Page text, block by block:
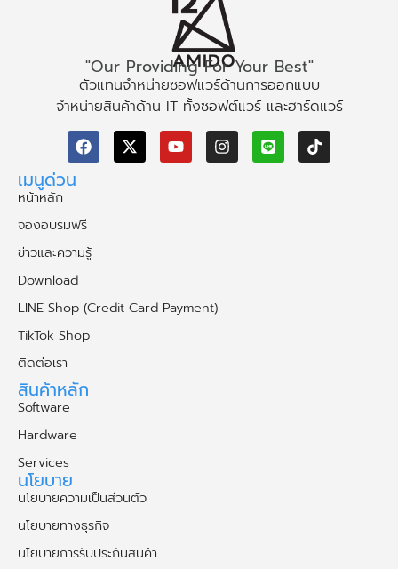
"Our Providing For Your Best"
ตัวแทนจำหน่ายซอฟแวร์ด้านการออกแบบ
จำหน่ายสินค้าด้าน IT ทั้งซอฟต์แวร์ และฮาร์ดแวร์
เมนูด่วน
หน้าหลัก
จองอบรมฟรี
ข่าวและความรู้
Download
LINE Shop (Credit Card Payment)
TikTok Shop
ติดต่อเรา
สินค้าหลัก
Software
Hardware
Services
นโยบาย
นโยบายความเป็นส่วนตัว
นโยบายทางธุรกิจ
นโยบายการรับประกันสินค้า